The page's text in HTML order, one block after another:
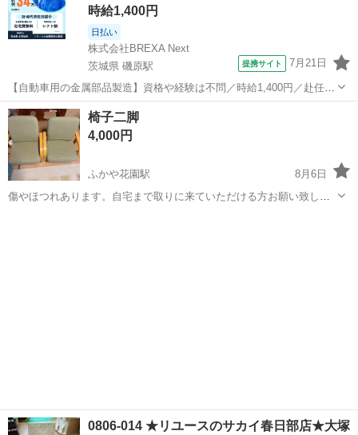
時給1,400円
日払い
株式会社BREXA Next
茨城県 磯原駅
提携サイト 7月21日
【自動車用の金属部品製造】資格や経験は不問／時給1,400円／赴任旅
費会社負担／正社員登用のチャンスあり／食堂利用可能／マイカー通
勤OK《茨城県茨城市》 人気の工場のお仕事 ◇トラックの金属部品の
製造◇ ★トラックの金属...
茨城 北茨城市 磯原駅
椅子二脚
4,000円
ふかや花園駅
8月6日
傷やほつれあります。自宅まで取りに来ていただける方お願い致しま
0806-014 ★リユースのサカイ春日部店★大塚